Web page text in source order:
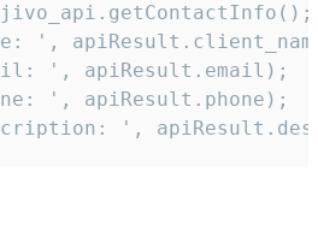
',
', apiResult.email);
', apiResult.phone);
',